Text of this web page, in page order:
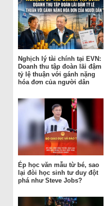
Nghịch lý tài chính tại EVN:
Doanh thu tập đoàn lãi đậm
tỷ lệ thuận với gánh nặng
hóa đơn của người dân
Ép học văn mẫu từ bé, sao
lại đòi học sinh tư duy đột
phá như Steve Jobs?